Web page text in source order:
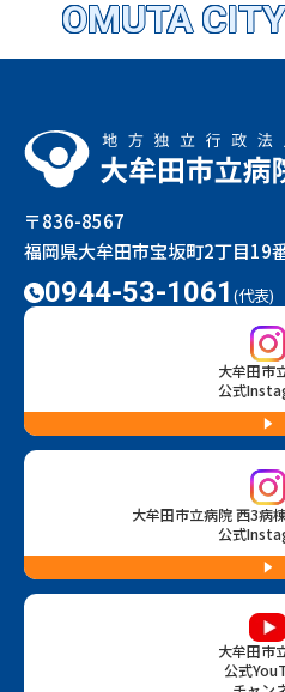
OMUTA
〒836-8567
福岡県大牟田市宝坂町2丁目19
0944-53-1061 (代表)
大牟田市
公式
大牟田市立病院 西3病
公式
大牟田市
公式